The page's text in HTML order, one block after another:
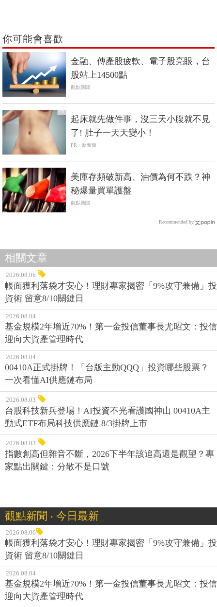
你可能會喜歡
金融、傳產股疲軟、電子股亮眼，台
股站上14500點
觀點新聞
PR
起床就先做件事，沒三天小腹就不見
了! 肚子一天天變小！
PR・新素簡
美庫存頻破新高、油價為何不跌？神
秘爆量買單護盤
觀點新聞
Recommended by
相關文章
2026.08.06
帳面獲利落袋才安心！理財專家揭密「9%攻守兼備」投
資術 留意8/10關鍵日
2026.08.04
基金規模2年增近70%！第一金投信董事長尤昭文：投信
迎向大資產管理時代
2026.08.04
00410A正式掛牌！「台版主動QQQ」投資哪些股票？
一次看懂AI供應鏈布局
2026.08.03
台股科技新兵登場！AI投資不光看護國神山 00410A主
動式ETF布局科技供應鏈 8/3掛牌上市
2026.08.03
指數創高但雜音不斷，2026下半年該追高還是觀望？專
家點出關鍵：分散不是口號
觀點新聞 ‧ 今日最新
2026.08.06
帳面獲利落袋才安心！理財專家揭密「9%攻守兼備」投
資術 留意8/10關鍵日
2026.08.04
基金規模2年增近70%！第一金投信董事長尤昭文：投信
迎向大資產管理時代